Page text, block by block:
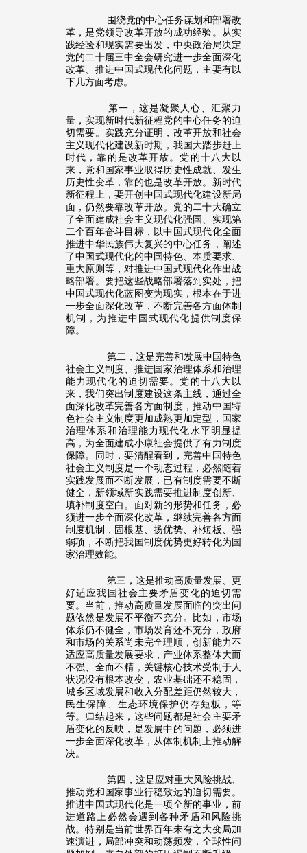
围绕党的中心任务谋划和部署改
革，是党领导改革开放的成功经验。从实
践经验和现实需要出发，中央政治局决定
党的二十届三中全会研究进一步全面深化
改革、推进中国式现代化问题，主要有以
下几方面考虑。
第一，这是凝聚人心、汇聚力
量，实现新时代新征程党的中心任务的迫
切需要。实践充分证明，改革开放和社会
主义现代化建设新时期，我国大踏步赶上
时代，靠的是改革开放。党的十八大以
来，党和国家事业取得历史性成就、发生
历史性变革，靠的也是改革开放。新时代
新征程上，要开创中国式现代化建设新局
面，仍然要靠改革开放。党的二十大确立
了全面建成社会主义现代化强国、实现第
二个百年奋斗目标，以中国式现代化全面
推进中华民族伟大复兴的中心任务，阐述
了中国式现代化的中国特色、本质要求、
重大原则等，对推进中国式现代化作出战
略部署。要把这些战略部署落到实处，把
中国式现代化蓝图变为现实，根本在于进
一步全面深化改革，不断完善各方面体制
机制，为推进中国式现代化提供制度保
障。
第二，这是完善和发展中国特色
社会主义制度、推进国家治理体系和治理
能力现代化的迫切需要。党的十八大以
来，我们突出制度建设这条主线，通过全
面深化改革完善各方面制度，推动中国特
色社会主义制度更加成熟更加定型，国家
治理体系和治理能力现代化水平明显提
高，为全面建成小康社会提供了有力制度
保障。同时，要清醒看到，完善中国特色
社会主义制度是一个动态过程，必然随着
实践发展而不断发展，已有制度需要不断
健全，新领域新实践需要推进制度创新、
填补制度空白。面对新的形势和任务，必
须进一步全面深化改革，继续完善各方面
制度机制，固根基、扬优势、补短板、强
弱项，不断把我国制度优势更好转化为国
家治理效能。
第三，这是推动高质量发展、更
好适应我国社会主要矛盾变化的迫切需
要。当前，推动高质量发展面临的突出问
题依然是发展不平衡不充分。比如，市场
体系仍不健全，市场发育还不充分，政府
和市场的关系尚未完全理顺，创新能力不
适应高质量发展要求，产业体系整体大而
不强、全而不精，关键核心技术受制于人
状况没有根本改变，农业基础还不稳固，
城乡区域发展和收入分配差距仍然较大，
民生保障、生态环境保护仍存短板，等
等。归结起来，这些问题都是社会主要矛
盾变化的反映，是发展中的问题，必须进
一步全面深化改革，从体制机制上推动解
决。
第四，这是应对重大风险挑战、
推动党和国家事业行稳致远的迫切需要。
推进中国式现代化是一项全新的事业，前
进道路上必然会遇到各种矛盾和风险挑
战。特别是当前世界百年未有之大变局加
速演进，局部冲突和动荡频发，全球性问